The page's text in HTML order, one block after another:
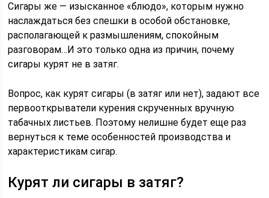
Сигары же — изысканное «блюдо», которым нужно
наслаждаться без спешки в особой обстановке,
располагающей к размышлениям, спокойным
разговорам…И это только одна из причин, почему
сигары курят не в затяг.
Вопрос, как курят сигары (в затяг или нет), задают все
первооткрыватели курения скрученных вручную
табачных листьев. Поэтому нелишне будет еще раз
вернуться к теме особенностей производства и
характеристикам сигар.
Курят ли сигары в затяг?